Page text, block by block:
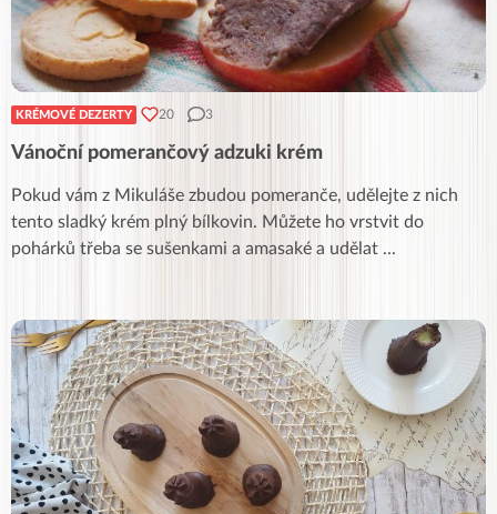
KRÉMOVÉ DEZERTY 20 3
Vánoční pomerančový adzuki krém
Pokud vám z Mikuláše zbudou pomeranče, udělejte z nich
tento sladký krém plný bílkovin. Můžete ho vrstvit do
pohárků třeba se sušenkami a amasaké a udělat ...